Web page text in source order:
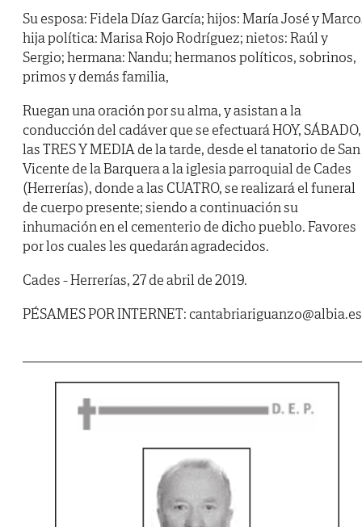
Su esposa: Fidela Díaz García; hijos: María José y
hija política: Marisa Rojo Rodríguez; nietos: Raúl y
Sergio; hermana: Nandu; hermanos políticos, sobrinos,
primos y demás familia,
Ruegan una oración por su alma, y asistan a la
conducción del cadáver que se efectuará HOY,
las TRES Y MEDIA de la tarde, desde el tanatorio de San
Vicente de la Barquera a la iglesia parroquial de Cades
(Herrerías), donde a las CUATRO, se realizará el funeral
de cuerpo presente; siendo a continuación su
inhumación en el cementerio de dicho pueblo. Favores
por los cuales les quedarán agradecidos.
Cades - Herrerías, 27 de abril de 2019.
PÉSAMES POR INTERNET: cantabriariguanzo@albia.es